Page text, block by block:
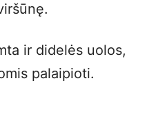
ir didelės uolos,
palaipioti.